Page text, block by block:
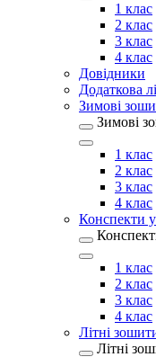
1 клас
2 клас
3 клас
4 клас
Довідники
Додаткова
Зимові
Зимові
1 клас
2 клас
3 клас
4 клас
Конспекти
1 клас
2 клас
3 клас
4 клас
Літні
Літні